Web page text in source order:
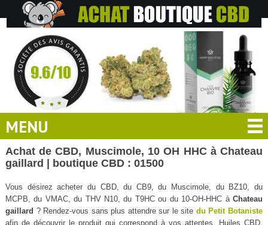
MENU
Achat de CBD, Muscimole, 10 OH HHC à Chateau
gaillard | boutique CBD : 01500
Vous désirez acheter du CBD, du CB9, du Muscimole, du BZ10, du
MCPB, du VMAC, du THV N10, du T9HC ou du 10-OH-HHC àChateau
gaillard ? Rendez-vous sans plus attendre sur le site du Petit Botaniste
afin de découvrir le produit qui correspond à vos attentes. Huiles CBD,